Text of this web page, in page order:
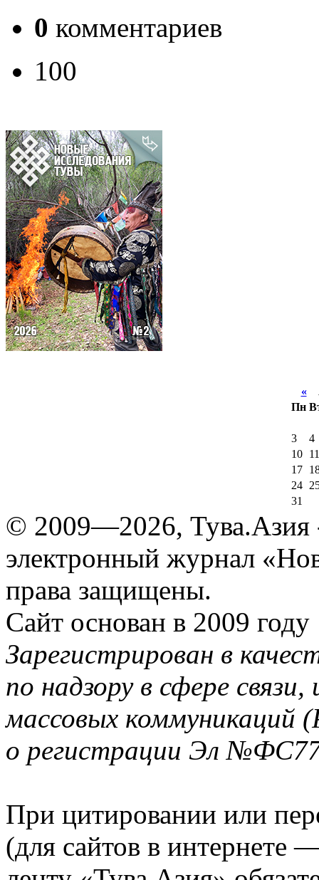
0 комментариев
100
«
Пн
3
4
10
11
17
24
31
© 2009—2026, Тува.Азия
электронный журнал
права защищены.
Сайт основан в 2009 году
Зарегистрирован в
по надзору в сфере
массовых коммуникаций
о регистрации Эл
При цитировании или
(для сайтов в интернете